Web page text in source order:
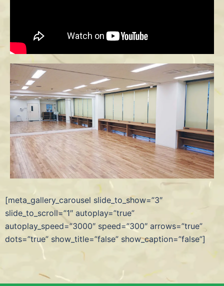
[meta_gallery_carousel slide_to_show=”3″
slide_to_scroll=”1″ autoplay=”true”
autoplay_speed=”3000″ speed=”300″ arrows=”true”
dots=”true” show_title=”false” show_caption=”false”]